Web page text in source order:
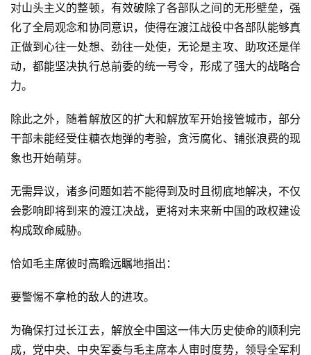
对山头主义的整顿，有效破除了各部队之间的无形壁垒，强
化了全局观念和协同意识，使得在渡江战役中各部队能够真
正做到心往一处想、劲往一处使，无论是主攻、助攻还是佯
动，都能坚决执行总前委的统一号令，形成了强大的战略合
力。
除此之外，随着解放区的扩大和解放军开始接管城市，部分
干部未能经受住糖衣炮弹的考验，贪污腐化、铺张浪费的现
象也开始萌芽。
无需异议，诸多问题如若不能得到及时且彻底地解决，不仅
会影响即将到来的渡江决战，更将对未来新中国的政权建设
构成致命威胁。
恰如毛主席彼时高瞻远瞩地指出：
要警惕不拿枪的敌人的进攻。
为确保打过长江去，解放全中国这一伟大历史使命的顺利完
成，党中央、中央军委与毛主席本人审时度势，领导全军利